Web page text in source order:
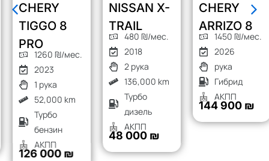
CHERY
TIGGO 8
PRO
1260 ₪/мес.
2023
1 рука
52,000 km
Турбо
бензин
АКПП
126 000 ₪
NISSAN X-
TRAIL
480 ₪/мес.
2018
2 рука
136,000 km
Турбо
дизель
АКПП
48 000 ₪
CHERY
ARRIZO 8
1450 ₪/мес.
2026
рука
Гибрид
АКПП
144 900 ₪